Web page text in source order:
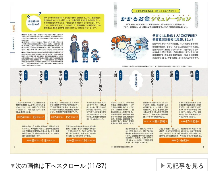
▼次の画像は下へスクロール (11/37) ▶元記事を見る